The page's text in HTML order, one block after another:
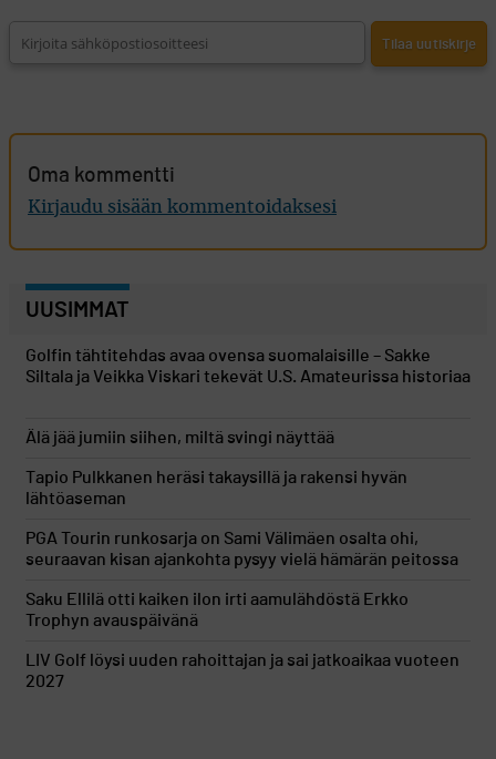
Oma kommentti
Kirjaudu sisään kommentoidaksesi
UUSIMMAT
Golfin tähtitehdas avaa ovensa suomalaisille – Sakke
Siltala ja Veikka Viskari tekevät U.S. Amateurissa historiaa
Älä jää jumiin siihen, miltä svingi näyttää
Tapio Pulkkanen heräsi takaysillä ja rakensi hyvän
lähtöaseman
PGA Tourin runkosarja on Sami Välimäen osalta ohi,
seuraavan kisan ajankohta pysyy vielä hämärän peitossa
Saku Ellilä otti kaiken ilon irti aamulähdöstä Erkko
Trophyn avauspäivänä
LIV Golf löysi uuden rahoittajan ja sai jatkoaikaa vuoteen
2027